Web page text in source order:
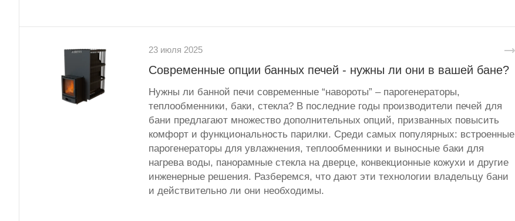
23 июля 2025
Современные опции банных печей - нужны ли они в вашей бане?
Нужны ли банной печи современные “навороты” – парогенераторы,
теплообменники, баки, стекла? В последние годы производители печей для
бани предлагают множество дополнительных опций, призванных повысить
комфорт и функциональность парилки. Среди самых популярных: встроенные
парогенераторы для увлажнения, теплообменники и выносные баки для
нагрева воды, панорамные стекла на дверце, конвекционные кожухи и другие
инженерные решения. Разберемся, что дают эти технологии владельцу бани
и действительно ли они необходимы.